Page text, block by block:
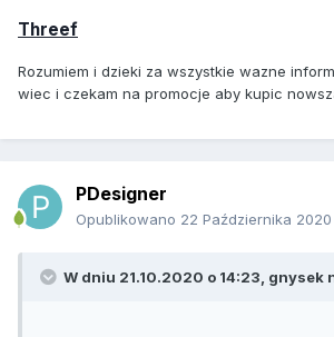
całkowicie.
Nie ma najmniejszego sensu inwestować
w 1.4, bo i tak trzeba będzie z czasem
Threef
Rozumiem i dzieki za wszystkie wazne
wiec i czekam na promocje aby kupic
PDesigner
Opublikowano 22 Października 2020
W dniu 21.10.2020 o 14:23, gnysek